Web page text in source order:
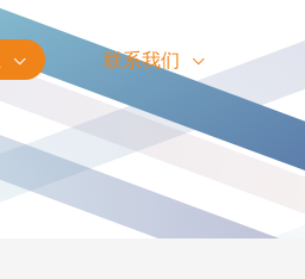
联系我们